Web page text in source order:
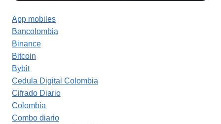
App mobiles
Bancolombia
Binance
Bitcoin
Bybit
Cedula Digital Colombia
Cifrado Diario
Colombia
Combo diario